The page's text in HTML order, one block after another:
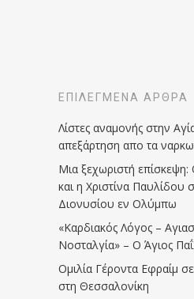
ΕΠΙΛΕΓΜΈΝΑ ΆΡΘΡΑ
Λίστες αναμονής στην
απεξάρτηση απο τα
Μια ξεχωριστή επίσκεψη:
και η Χριστίνα Παυλίδου
Διονυσίου εν Ολύμπω
«Καρδιακός Λόγος –
Νοσταλγία» – Ο Άγιος
Ομιλία Γέροντα Εφραίμ
στη Θεσσαλονίκη